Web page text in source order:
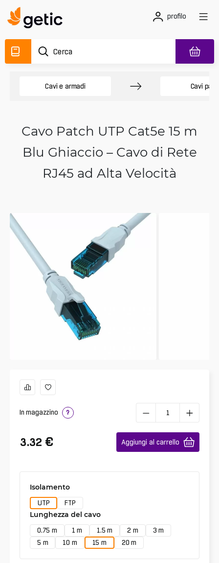
profilo
Cavi e armadi Cavi
Cavo Patch UTP Cat5e 15 m
Blu Ghiaccio – Cavo di Rete
RJ45 ad Alta Velocità
In magazzino ?
3.32 € Aggiungi al carrello
Isolamento
UTP FTP
Lunghezza del cavo
0.75 m 1 m 1.5 m 2 m
3 m
5 m
10 m 15 m 20 m